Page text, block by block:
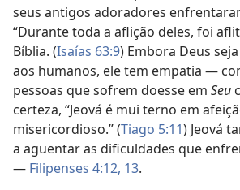
seus antigos adoradores
“Durante toda a aflição deles, foi
Bíblia. (Isaías 63:9) Embora Deus
aos humanos, ele tem empatia —
pessoas que sofrem doesse em Seu
certeza, “Jeová é mui terno em
misericordioso.” (Tiago 5:11) Jeová
a aguentar as dificuldades que
— Filipenses 4:12, 13.